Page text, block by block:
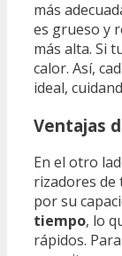
más
es grueso y
más alta. Si
calor. Así,
ideal,
Ventajas
En el otro
rizadores de
por su
tiempo, lo
rápidos.